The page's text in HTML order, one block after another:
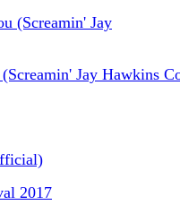
Jay Hawkins